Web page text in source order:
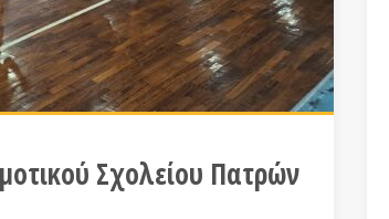
Σχολείου Πατρών